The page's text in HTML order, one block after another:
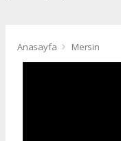
Anasayfa Mersin